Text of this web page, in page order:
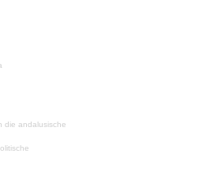
die andalusische